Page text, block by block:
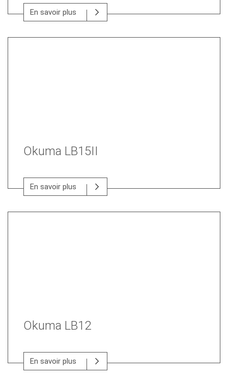
En savoir plus
Okuma LB15II
En savoir plus
Okuma LB12
En savoir plus